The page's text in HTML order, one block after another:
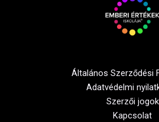
Általános Szerződési
Adatvédelmi
Szerzői jogok
Kapcsolat